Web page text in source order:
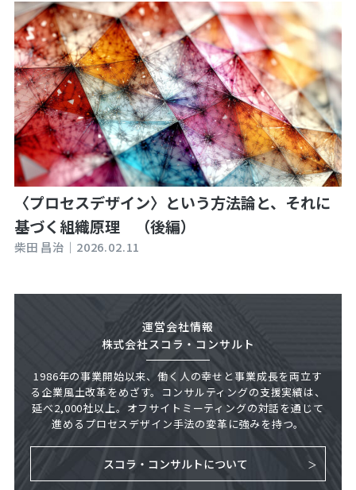
〈プロセスデザイン〉という方法論と、それに
基づく組織原理 （後編）
柴田 昌治｜ 2026.02.11
運営会社情報
株式会社スコラ・コンサルト
1986年の事業開始以来、働く人の幸せと事業成長を両立す
る企業風土改革をめざす。コンサルティングの支援実績は、
延べ2,000社以上。オフサイトミーティングの対話を通じて
進めるプロセスデザイン手法の変革に強みを持つ。
スコラ・コンサルトについて